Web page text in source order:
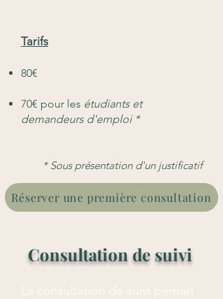
Tarifs
80€
70€ pour les étudiants et
demandeurs d'emploi *
* Sous présentation d'un justificatif
Réserver une première consultation
Consultation de suivi
La consultation de suivi permet